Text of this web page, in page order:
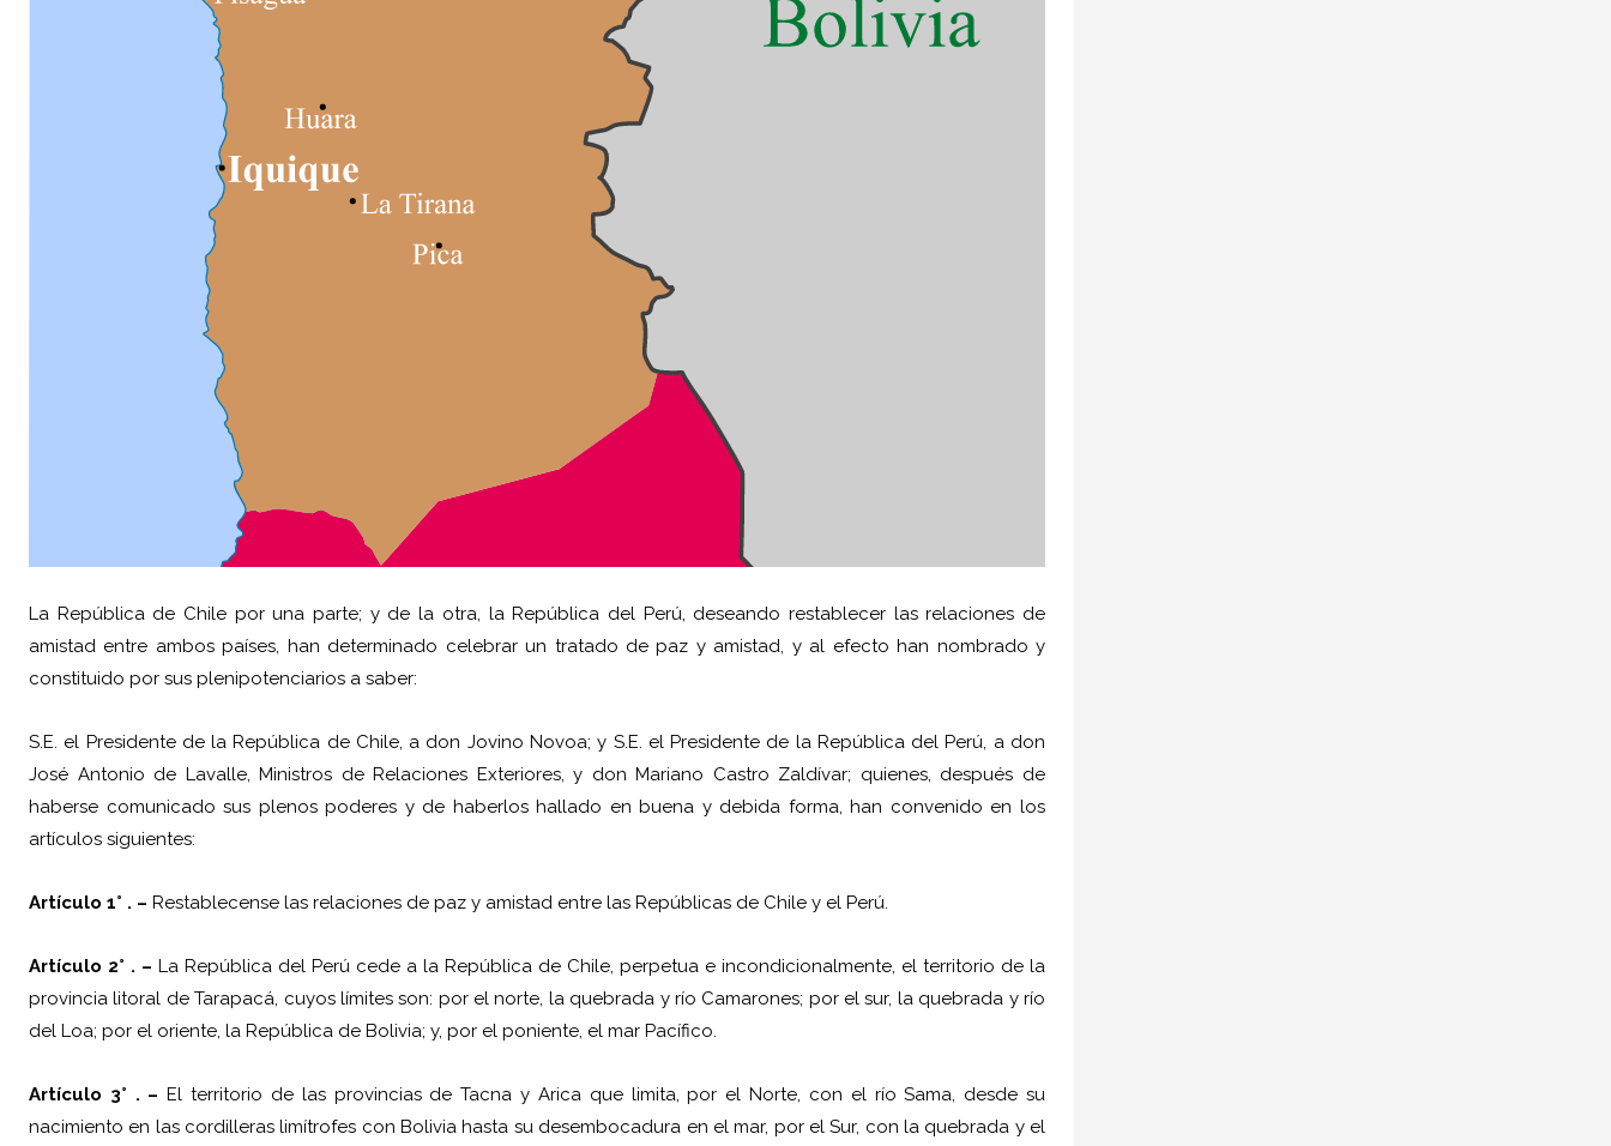
La República de Chile por una parte; y de la otra, la República del Perú, deseando restablecer las relaciones de
amistad entre ambos países, han determinado celebrar un tratado de paz y amistad, y al efecto han nombrado y
constituido por sus plenipotenciarios a saber:
S.E. el Presidente de la República de Chile, a don Jovino Novoa; y S.E. el Presidente de la República del Perú, a don
José Antonio de Lavalle, Ministros de Relaciones Exteriores, y don Mariano Castro Zaldívar; quienes, después de
haberse comunicado sus plenos poderes y de haberlos hallado en buena y debida forma, han convenido en los
artículos siguientes:
Artículo 1° . – Restablecense las relaciones de paz y amistad entre las Repúblicas de Chile y el Perú.
Artículo 2° . – La República del Perú cede a la República de Chile, perpetua e incondicionalmente, el territorio de la
provincia litoral de Tarapacá, cuyos límites son: por el norte, la quebrada y río Camarones; por el sur, la quebrada y río
del Loa; por el oriente, la República de Bolivia; y, por el poniente, el mar Pacífico.
Artículo 3° . –El territorio de las provincias de Tacna y Arica que limita, por el Norte, con el río Sama, desde su
nacimiento en las cordilleras limítrofes con Bolivia hasta su desembocadura en el mar, por el Sur, con la quebrada y el